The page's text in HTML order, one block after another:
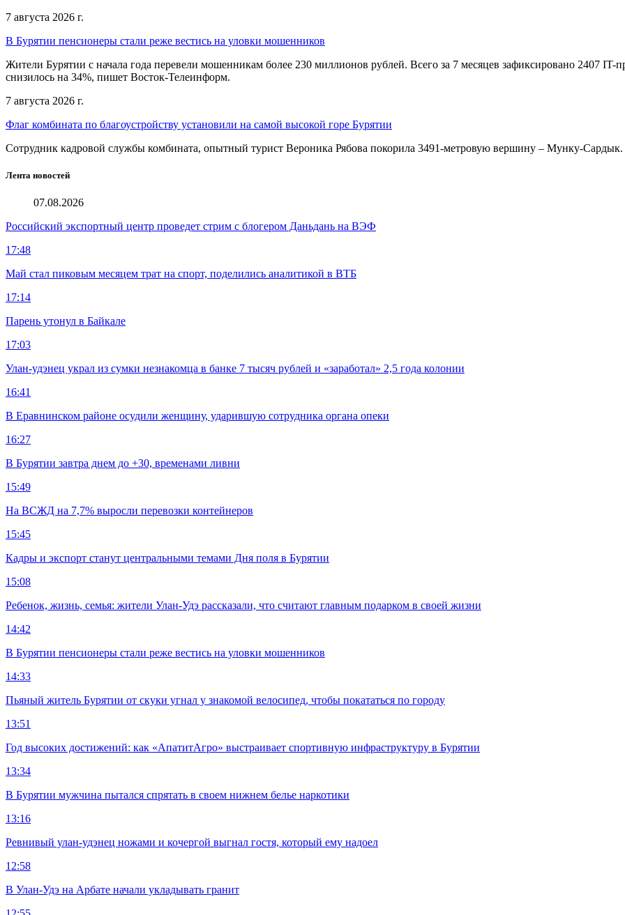
7 августа 2026 г.
В Бурятии пенсионеры стали реже вестись на уловки мошенников
Жители Бурятии с начала года перевели мошенникам более 230 миллионов рублей. Всего за 7 месяцев зафиксировано 2407
снизилось на 34%, пишет Восток-Телеинформ.
7 августа 2026 г.
Флаг комбината по благоустройству установили на самой высокой горе Бурятии
Сотрудник кадровой службы комбината, опытный турист Вероника Рябова покорила 3491-метровую вершину – Мунку-Сардык.
Лента новостей
07.08.2026
Российский экспортный центр проведет стрим с блогером Даньдань на ВЭФ
17:48
Май стал пиковым месяцем трат на спорт, поделились аналитикой в ВТБ
17:14
Парень утонул в Байкале
17:03
Улан-удэнец украл из сумки незнакомца в банке 7 тысяч рублей и «заработал» 2,5 года колонии
16:41
В Еравнинском районе осудили женщину, ударившую сотрудника органа опеки
16:27
В Бурятии завтра днем до +30, временами ливни
15:49
На ВСЖД на 7,7% выросли перевозки контейнеров
15:45
Кадры и экспорт станут центральными темами Дня поля в Бурятии
15:08
Ребенок, жизнь, семья: жители Улан-Удэ рассказали, что считают главным подарком в своей жизни
14:42
В Бурятии пенсионеры стали реже вестись на уловки мошенников
14:33
Пьяный житель Бурятии от скуки угнал у знакомой велосипед, чтобы покататься по городу
13:51
Год высоких достижений: как «АпатитАгро» выстраивает спортивную инфраструктуру в Бурятии
13:34
В Бурятии мужчина пытался спрятать в своем нижнем белье наркотики
13:16
Ревнивый улан-удэнец ножами и кочергой выгнал гостя, который ему надоел
12:58
В Улан-Удэ на Арбате начали укладывать гранит